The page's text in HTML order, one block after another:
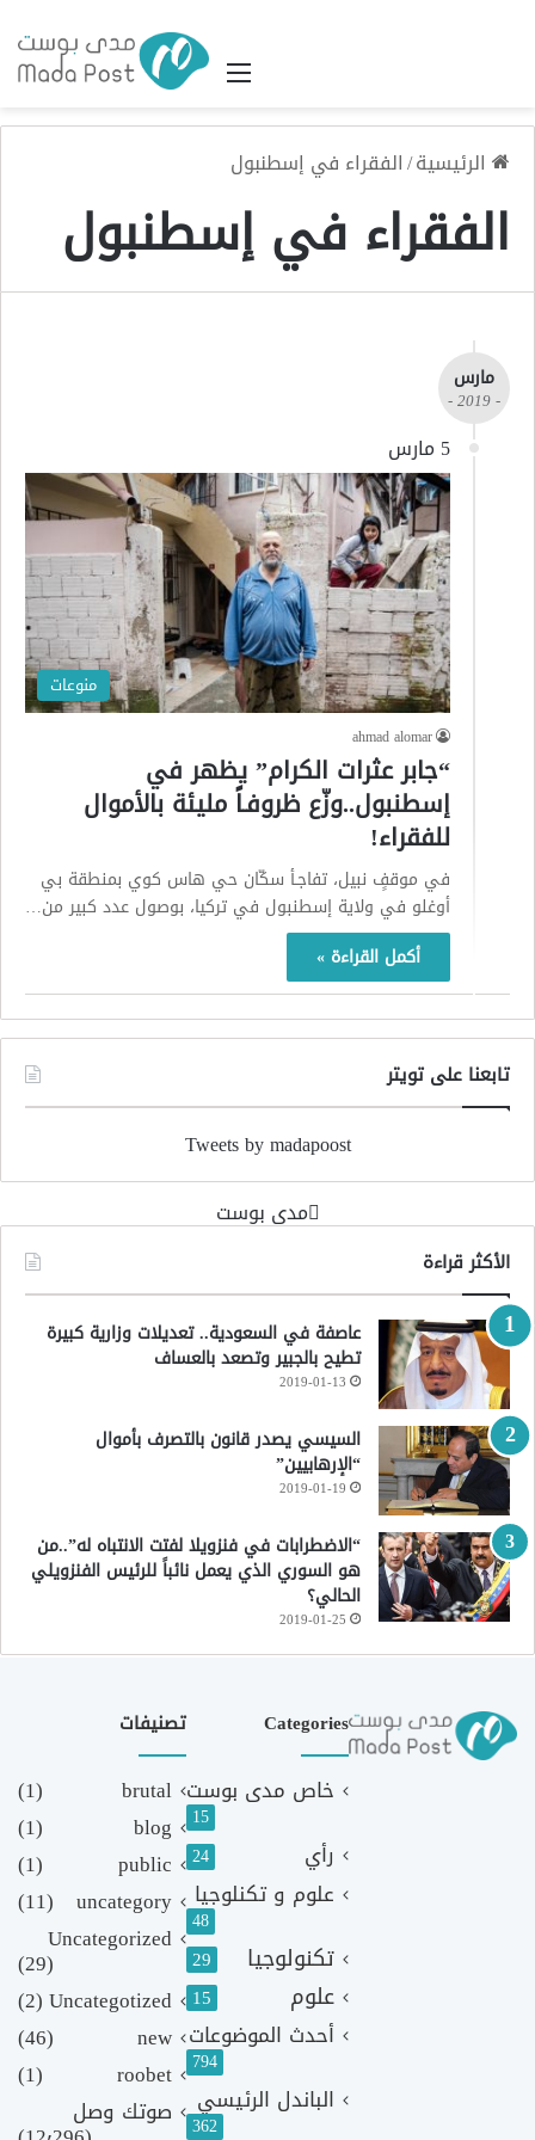
القائمة
الرئيسية/الفقراء في إسطنبول
الفقراء في إسطنبول
مارس
- 2019 -
5 مارس
منوعات
ahmad alomar
“جابر عثرات الكرام” يظهر في
إسطنبول..وزّع ظروفـاً مليئة بالأموال
للفقراء!
في موقفٍ نبيل، تفاجـأ سكّان حي هاس كوي بمنطقة بي
أوغلو في ولاية إسطنبول في تركيا، بوصول عدد كبير من…
أكمل القراءة »
تابعنا على تويتر
Tweets by madapoost
‏مدى بوست‏
الأكثر قراءة
عاصفة في السعودية.. تعديلات وزارية كبيرة
تطيح بالجبير وتصعد بالعساف
2019-01-13
السيسي يصدر قانون بالتصرف بأموال
“الإرهابيين”
2019-01-19
“الاضطرابات في فنزويلا لفتت الانتباه له”..من
هو السوري الذي يعمل نائباً للرئيس الفنزويلي
الحالي؟
2019-01-25
Categories
خاص مدى بوست
15
رأي 24
علوم و تكنلوجيا
48
تكنولوجيا 29
علوم 15
أحدث الموضوعات
794
الباندل الرئيسي
362
تصنيفات
brutal
(1)
blog
(1)
public
(1)
uncategory
(11)
Uncategorized
(29)
Uncategotized
(2)
new
(46)
roobet
(1)
صوتك وصل